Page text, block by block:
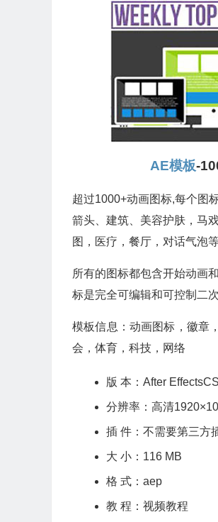
AE模板-
超过1000+动画图标,每个图
箭头、建筑、美容护肤，马
图，医疗，餐厅，对话气泡
所有的图标都包含开始动画
标是完全可编辑和可控制二
模板信息：动画图标，徽章
会，体育，科技，网络
版 本：After
分辨率：高清
插 件：不需要第三方
大 小：116 MB
格 式：aep
教 程：视频教程